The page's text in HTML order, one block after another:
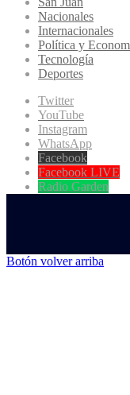
Nacionales
Internacionales
Política y
Tecnología
Deportes
Twitter
YouTube
Instagram
WhatsApp
Facebook
Facebook LIVE
Radio Garden
Botón volver arriba